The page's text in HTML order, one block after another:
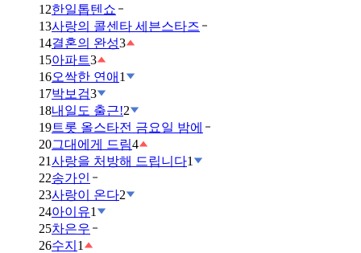
12한일톱텐쇼
13사랑의 콜센타 세븐스타즈
14결혼의 완성3
15아파트3
16오싹한 연애 1
17박보검3
18내일도 출근!2
19트롯 올스타전 금요일 밤에
20그대에게 드림4
21사랑을 처방해 드립니다1
22송가인
23사랑이 온다2
24아이유1
25차은우
26수지 1